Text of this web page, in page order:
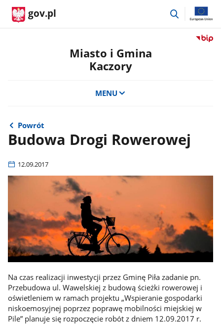
gov.pl
przejdź
Przejdź
Miasto i Gmina
Kaczory
MENU
Powrót
Budowa Drogi Rowerowej
12.09.2017
Na czas realizacji inwestycji przez Gminę Piła zadanie pn.
Przebudowa ul. Wawelskiej z budową ścieżki rowerowej i
oświetleniem w ramach projektu „Wspieranie gospodarki
niskoemosyjnej poprzez poprawę mobilności miejskiej w
Pile” planuje się rozpoczęcie robót z dniem 12.09.2017 r.